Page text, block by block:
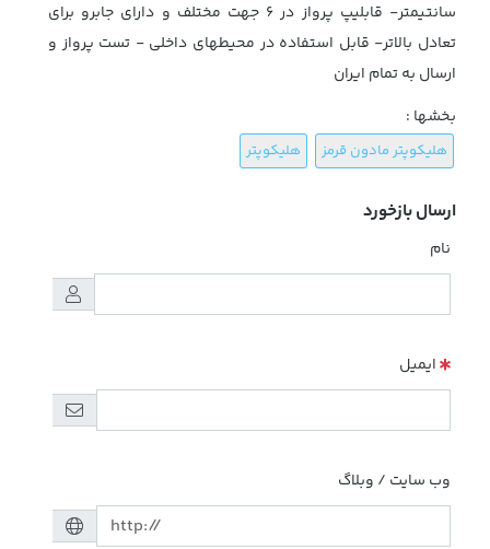
سانتیمتر- قابلیپ پرواز در 6 جهت مختلف و دارای جابرو برای
تعادل بالاتر- قابل استفاده در محیطهای داخلی - تست پرواز و
ارسال به تمام ایران
بخشها :
هلیکوپتر مادون قرمز هلیکوپتر
ارسال بازخورد
نام
ایمیل
وب سایت / وبلاگ